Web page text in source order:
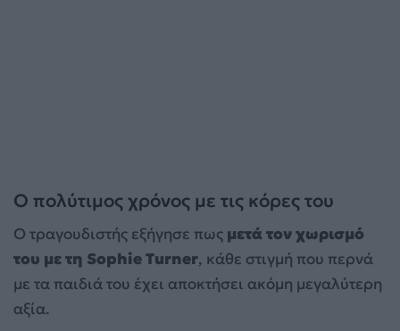
Ο πολύτιμος χρόνος με τις κόρες του
Ο τραγουδιστής εξήγησε πως μετά τον χωρισμό
του με τη Sophie Turner, κάθε στιγμή που περνά
με τα παιδιά του έχει αποκτήσει ακόμη μεγαλύτερη
αξία.